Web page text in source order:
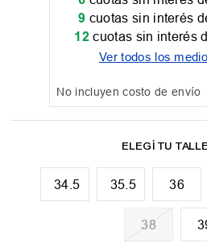
9 cuotas sin interés
12 cuotas sin interés
Ver todos los
No incluyen costo de envío
34.5 35.5 36
38